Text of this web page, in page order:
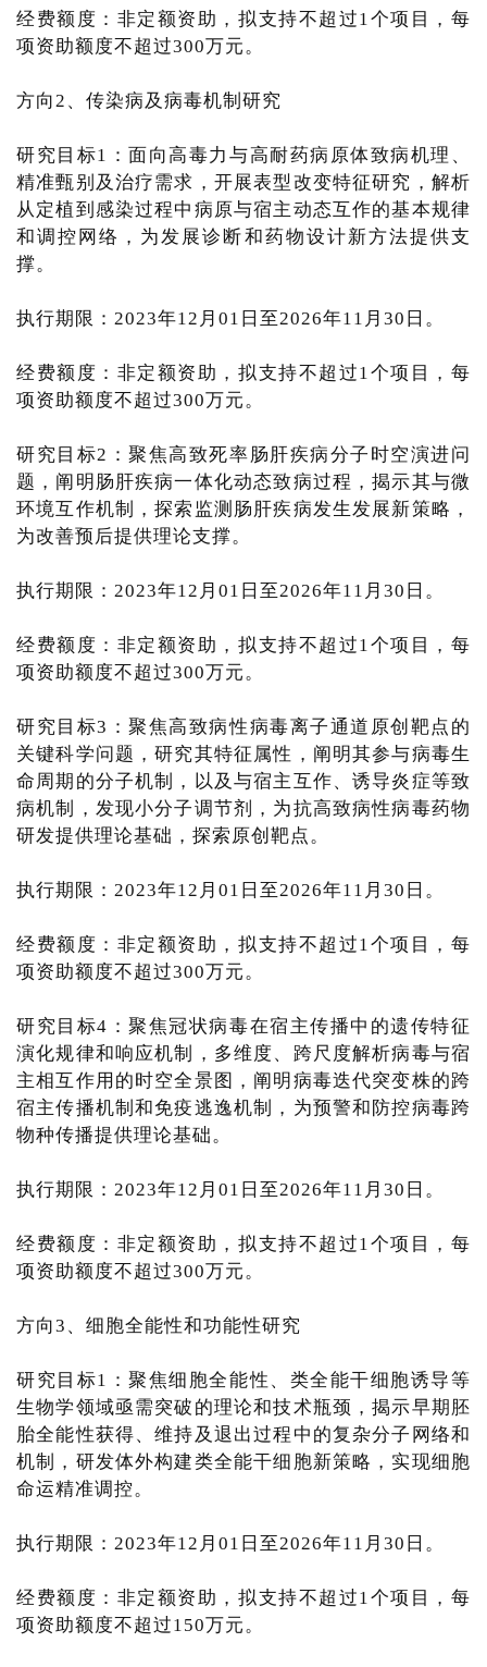
经费额度：非定额资助，拟支持不超过1个项目，每
项资助额度不超过300万元。
方向2、传染病及病毒机制研究
研究目标1：面向高毒力与高耐药病原体致病机理、
精准甄别及治疗需求，开展表型改变特征研究，解析
从定植到感染过程中病原与宿主动态互作的基本规律
和调控网络，为发展诊断和药物设计新方法提供支
撑。
执行期限：2023年12月01日至2026年11月30日。
经费额度：非定额资助，拟支持不超过1个项目，每
项资助额度不超过300万元。
研究目标2：聚焦高致死率肠肝疾病分子时空演进问
题，阐明肠肝疾病一体化动态致病过程，揭示其与微
环境互作机制，探索监测肠肝疾病发生发展新策略，
为改善预后提供理论支撑。
执行期限：2023年12月01日至2026年11月30日。
经费额度：非定额资助，拟支持不超过1个项目，每
项资助额度不超过300万元。
研究目标3：聚焦高致病性病毒离子通道原创靶点的
关键科学问题，研究其特征属性，阐明其参与病毒生
命周期的分子机制，以及与宿主互作、诱导炎症等致
病机制，发现小分子调节剂，为抗高致病性病毒药物
研发提供理论基础，探索原创靶点。
执行期限：2023年12月01日至2026年11月30日。
经费额度：非定额资助，拟支持不超过1个项目，每
项资助额度不超过300万元。
研究目标4：聚焦冠状病毒在宿主传播中的遗传特征
演化规律和响应机制，多维度、跨尺度解析病毒与宿
主相互作用的时空全景图，阐明病毒迭代突变株的跨
宿主传播机制和免疫逃逸机制，为预警和防控病毒跨
物种传播提供理论基础。
执行期限：2023年12月01日至2026年11月30日。
经费额度：非定额资助，拟支持不超过1个项目，每
项资助额度不超过300万元。
方向3、细胞全能性和功能性研究
研究目标1：聚焦细胞全能性、类全能干细胞诱导等
生物学领域亟需突破的理论和技术瓶颈，揭示早期胚
胎全能性获得、维持及退出过程中的复杂分子网络和
机制，研发体外构建类全能干细胞新策略，实现细胞
命运精准调控。
执行期限：2023年12月01日至2026年11月30日。
经费额度：非定额资助，拟支持不超过1个项目，每
项资助额度不超过150万元。